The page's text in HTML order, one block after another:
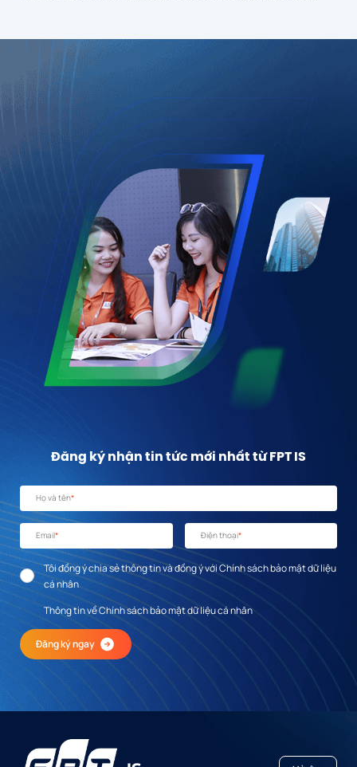
Đăng ký nhận tin tức mới nhất từ FPT IS
Họ và tên*
Email* Điện thoại*
Tôi đồng ý chia sẻ thông tin và đồng ý với Chính sách bảo mật dữ liệu
cá nhân
Thông tin về Chính sách bảo mật dữ liệu cá nhân
Đăng ký ngay